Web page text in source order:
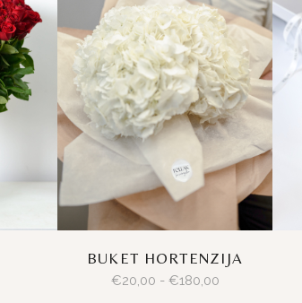
BUKET HORTENZIJA
€20,00 - €180,00